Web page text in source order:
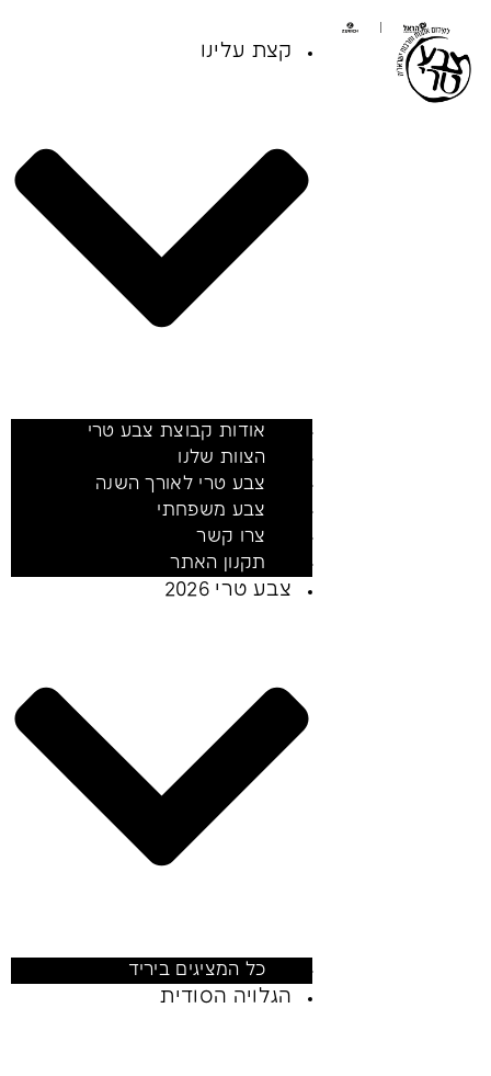
קצת עלינו
אודות קבוצת צבע טרי
הצוות שלנו
צבע טרי לאורך השנה
צבע משפחתי
צרו קשר
תקנון האתר
צבע טרי 2026
כל המציגים ביריד
הגלויה הסודית